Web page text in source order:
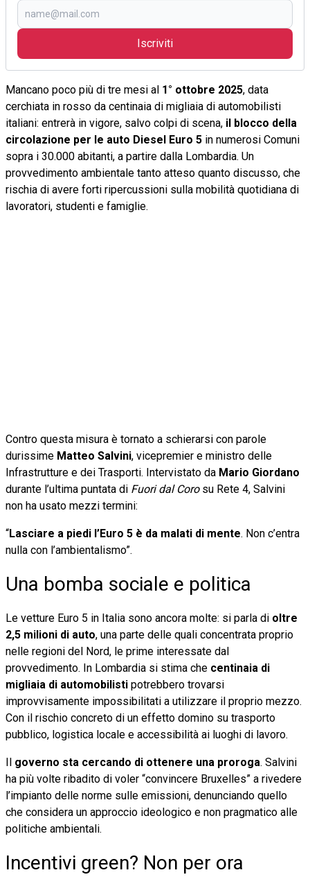
Iscriviti
Mancano poco più di tre mesi al 1° ottobre 2025, data
cerchiata in rosso da centinaia di migliaia di automobilisti
italiani: entrerà in vigore, salvo colpi di scena, il blocco della
circolazione per le auto Diesel Euro 5 in numerosi Comuni
sopra i 30.000 abitanti, a partire dalla Lombardia. Un
provvedimento ambientale tanto atteso quanto discusso, che
rischia di avere forti ripercussioni sulla mobilità quotidiana di
lavoratori, studenti e famiglie.
Contro questa misura è tornato a schierarsi con parole
durissime Matteo Salvini, vicepremier e ministro delle
Infrastrutture e dei Trasporti. Intervistato da Mario Giordano
durante l’ultima puntata di Fuori dal Corosu Rete 4, Salvini
non ha usato mezzi termini:
“Lasciare a piedi l’Euro 5 è da malati di mente. Non c’entra
nulla con l’ambientalismo”.
Una bomba sociale e politica
Le vetture Euro 5 in Italia sono ancora molte: si parla di oltre
2,5 milioni di auto, una parte delle quali concentrata proprio
nelle regioni del Nord, le prime interessate dal
provvedimento. In Lombardia si stima che centinaia di
migliaia di automobilisti potrebbero trovarsi
improvvisamente impossibilitati a utilizzare il proprio mezzo.
Con il rischio concreto di un effetto domino su trasporto
pubblico, logistica locale e accessibilità ai luoghi di lavoro.
Il governo sta cercando di ottenere una proroga. Salvini
ha più volte ribadito di voler “convincere Bruxelles” a rivedere
l’impianto delle norme sulle emissioni, denunciando quello
che considera un approccio ideologico e non pragmatico alle
politiche ambientali.
Incentivi green? Non per ora